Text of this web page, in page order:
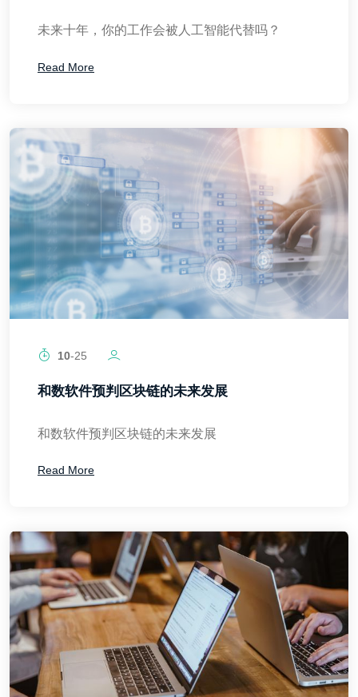
未来十年，你的工作会被人工智能代替吗？
Read More
10-25
和数软件预判区块链的未来发展
和数软件预判区块链的未来发展
Read More